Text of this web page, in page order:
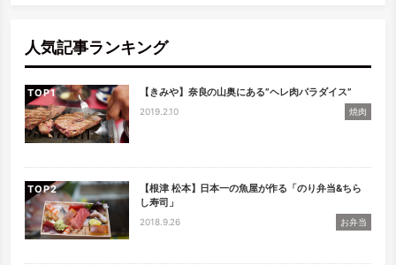
人気記事ランキング
TOP 【きみや】奈良の山奥にある”ヘレ肉パラダイス”
2019.2.10 焼肉
TOP
【根津 松本】日本一の魚屋が作る「のり弁当&ちら
し寿司」
2018.9.26 お弁当